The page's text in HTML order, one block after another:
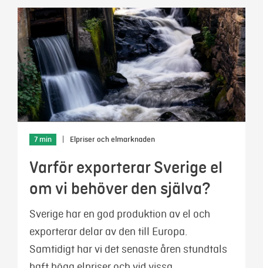
7 min Elpriser och elmarknaden
Varför exporterar Sverige el
om vi behöver den själva?
Sverige har en god produktion av el och
exporterar delar av den till Europa.
Samtidigt har vi det senaste åren stundtals